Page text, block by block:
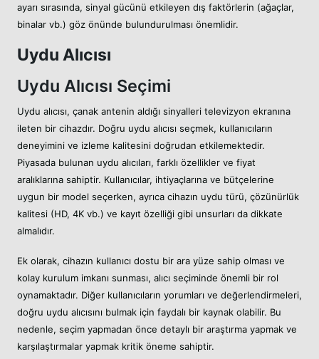
ayarı sırasında, sinyal gücünü etkileyen dış faktörlerin (ağaçlar,
binalar vb.) göz önünde bulundurulması önemlidir.
Uydu Alıcısı
Uydu Alıcısı Seçimi
Uydu alıcısı, çanak antenin aldığı sinyalleri televizyon ekranına
ileten bir cihazdır. Doğru uydu alıcısı seçmek, kullanıcıların
deneyimini ve izleme kalitesini doğrudan etkilemektedir.
Piyasada bulunan uydu alıcıları, farklı özellikler ve fiyat
aralıklarına sahiptir. Kullanıcılar, ihtiyaçlarına ve bütçelerine
uygun bir model seçerken, ayrıca cihazın uydu türü, çözünürlük
kalitesi (HD, 4K vb.) ve kayıt özelliği gibi unsurları da dikkate
almalıdır.
Ek olarak, cihazın kullanıcı dostu bir ara yüze sahip olması ve
kolay kurulum imkanı sunması, alıcı seçiminde önemli bir rol
oynamaktadır. Diğer kullanıcıların yorumları ve değerlendirmeleri,
doğru uydu alıcısını bulmak için faydalı bir kaynak olabilir. Bu
nedenle, seçim yapmadan önce detaylı bir araştırma yapmak ve
karşılaştırmalar yapmak kritik öneme sahiptir.